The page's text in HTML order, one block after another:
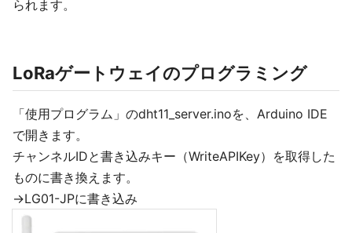
られます。
LoRaゲートウェイのプログラミング
「使用プログラム」のdht11_server.inoを、Arduino IDE
で開きます。
チャンネルIDと書き込みキー（WriteAPIKey）を取得した
ものに書き換えます。
→LG01-JPに書き込み